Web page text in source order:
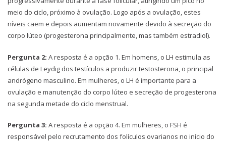
meio do ciclo, próximo à ovulação. Logo após a ovulação, estes
níveis caem e depois aumentam novamente devido à secreção do
corpo lúteo (progesterona principalmente, mas também estradiol).
Pergunta 2: A resposta é a opção 1. Em homens, o LH estimula as
células de Leydig dos testículos a produzir testosterona, o principal
andrógeno masculino. Em mulheres, o LH é importante para a
ovulação e manutenção do corpo lúteo e secreção de progesterona
na segunda metade do ciclo menstrual.
Pergunta 3: A resposta é a opção 4. Em mulheres, o FSH é
responsável pelo recrutamento dos folículos ovarianos no início do